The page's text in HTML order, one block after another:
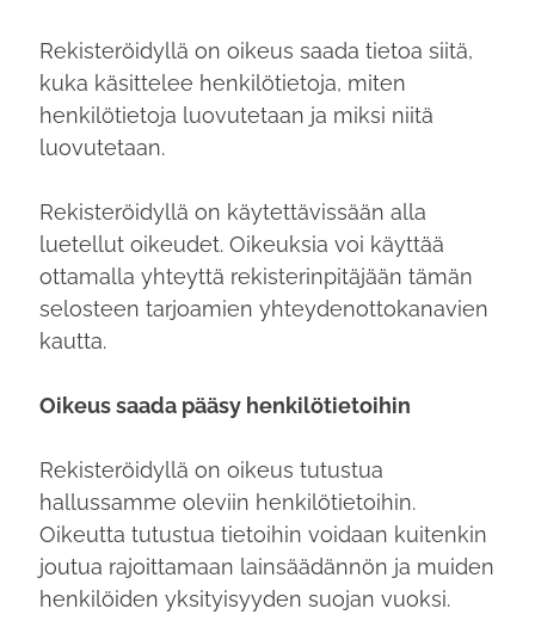
Rekisteröidyllä on oikeus saada tietoa siitä,
kuka käsittelee henkilötietoja, miten
henkilötietoja luovutetaan ja miksi niitä
luovutetaan.
Rekisteröidyllä on käytettävissään alla
luetellut oikeudet. Oikeuksia voi käyttää
ottamalla yhteyttä rekisterinpitäjään tämän
selosteen tarjoamien yhteydenottokanavien
kautta.
Oikeus saada pääsy henkilötietoihin
Rekisteröidyllä on oikeus tutustua
hallussamme oleviin henkilötietoihin.
Oikeutta tutustua tietoihin voidaan kuitenkin
joutua rajoittamaan lainsäädännön ja muiden
henkilöiden yksityisyyden suojan vuoksi.